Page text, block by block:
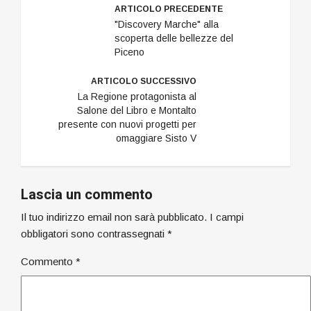
Mengoni, Pecorini,
ARTICOLO PRECEDENTE
"Discovery Marche" alla
scoperta delle bellezze del
Piceno
ARTICOLO SUCCESSIVO
La Regione protagonista al
Salone del Libro e Montalto
presente con nuovi progetti per
omaggiare Sisto V
Lascia un commento
Il tuo indirizzo email non sarà pubblicato. I campi
obbligatori sono contrassegnati *
Commento *